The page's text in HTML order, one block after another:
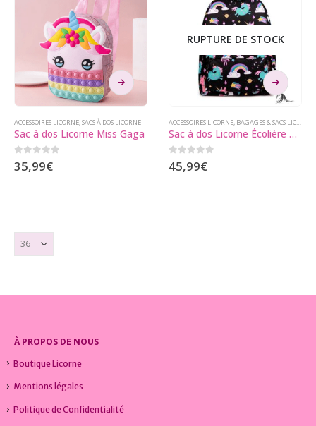
la
page
du
produit
Ce
produit
a
plusieurs
variations.
choisies
produit
ACCESSOIRES LICORNE,SACS À DOS LICORNE
Sac à dos Licorne Miss Gaga
0 sur 5
35,99€
RUPTURE DE STOCK
Ce
produit
plusieurs
variations.
choisies
produit
ACCESSOIRES LICORNE, BAGAGES & SACS LICORNE
Sac à dos Licorne Écolière Hydrofuge
0 sur 5
45,99€
À PROPOS DE NOUS
Boutique Licorne
Mentions légales
Politique de Confidentialité